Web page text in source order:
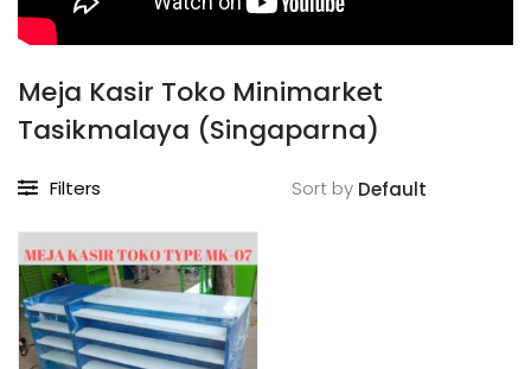
Meja Kasir Toko Minimarket
Tasikmalaya (Singaparna)
Filters Sort by